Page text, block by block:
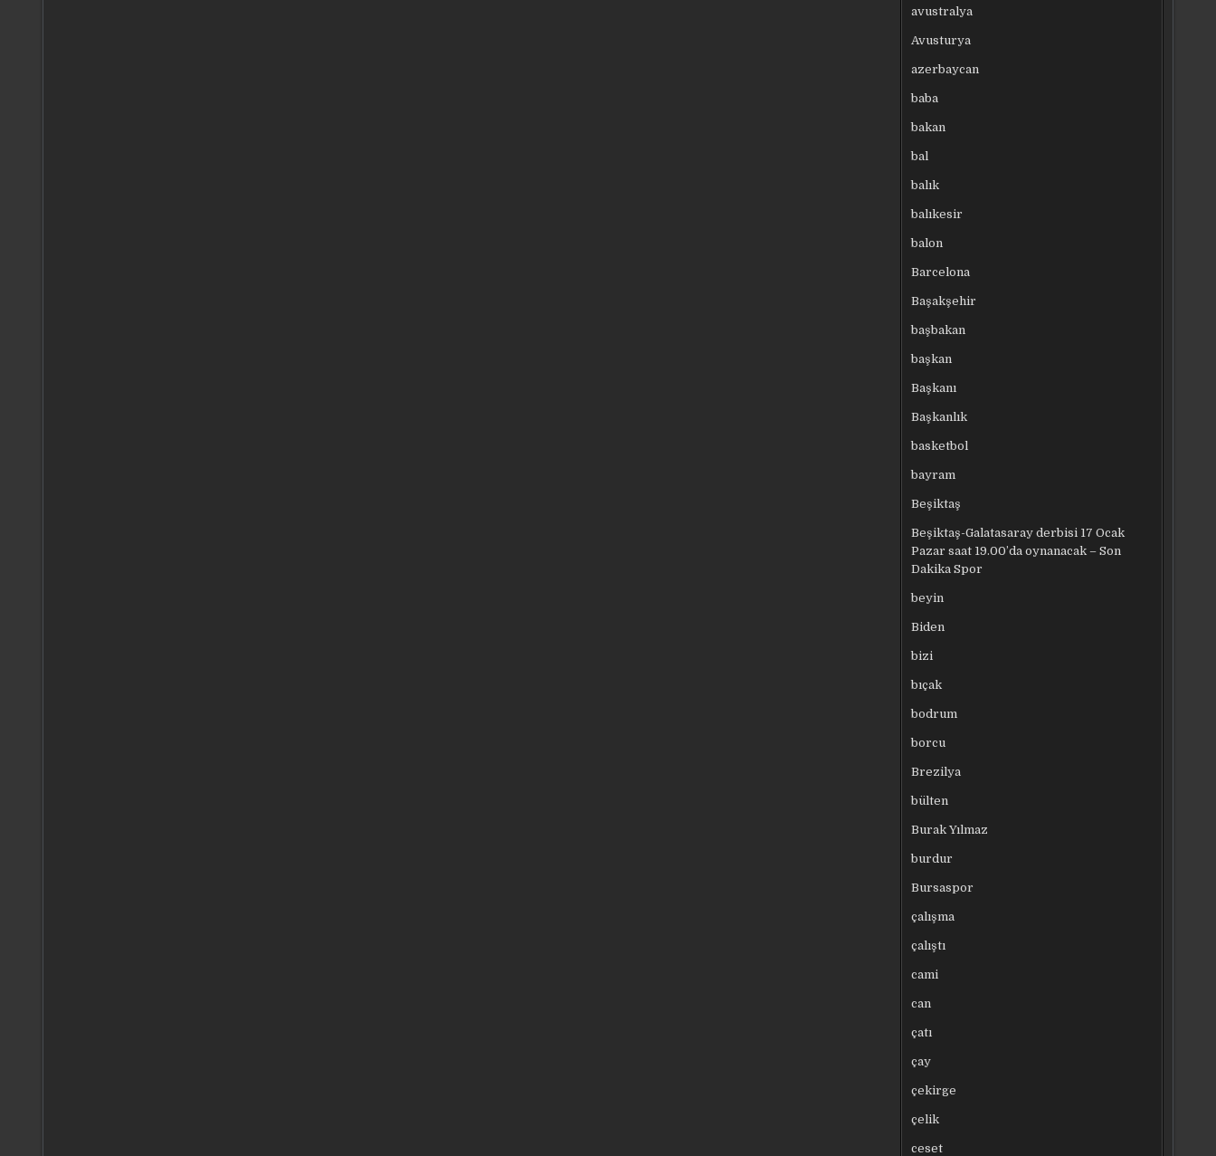
avustralya
Avusturya
azerbaycan
baba
bakan
bal
balık
balıkesir
balon
Barcelona
Başakşehir
başbakan
başkan
Başkanı
Başkanlık
basketbol
bayram
Beşiktaş
Beşiktaş-Galatasaray derbisi 17 Ocak
Pazar saat 19.00’da oynanacak – Son
Dakika Spor
beyin
Biden
bizi
bıçak
bodrum
borcu
Brezilya
bülten
Burak Yılmaz
burdur
Bursaspor
çalışma
çalıştı
cami
can
çatı
çay
çekirge
çelik
ceset